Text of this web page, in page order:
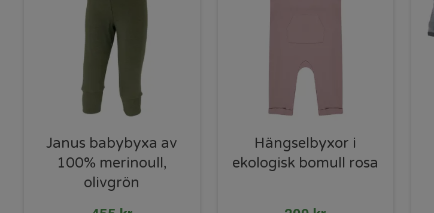
Janus babybyxa av
100% merinoull,
olivgrön
Hängselbyxor i
ekologisk bomull rosa